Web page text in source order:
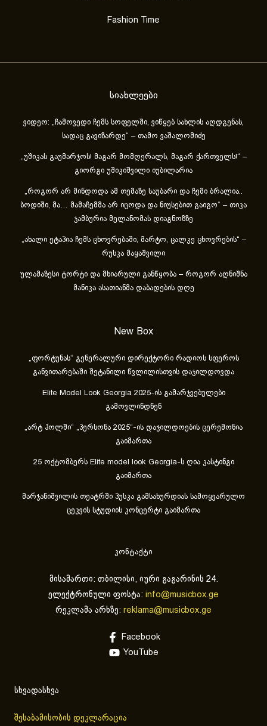
Fashion Time
სიახლეები
ვიდეო: „ჩამოვედი ჩემს სოფელში, ვიწყებ სახლის აღდგენას,
სადაც გავიზარდე“ – თამო ვაშალომიძე
„უშიკას გაუმარჯოს! მაგარ მომღერალს, მაგარ ქართველს!“ –
გიორგი უშიკიშვილი იუბილარია
„როგორ არ მინდოდა ამ თემაზე საუბარი და ჩემი ბრალია..
ბოდიში, მა… მამაჩემმა არ იცოდა და ნიუსებით გაიგო“ – თიკა
ჯამბურია მელანომას დიაგნოზზე
„ახა­ლი ეტა­პია ჩემს ცხოვ­რე­ბა­ში, მარ­ტო, ცალ­კე ცხოვ­რე­ბის“ –
რუსკა მაყაშვილი
ულამაზესი ტორტი და მხიარული განწყობა – როგორ აღნიშნა
მანიკა ასათიანმა დაბადების დღე
New Box
„ფორტუნას“ გენერალური დირექტორი რადიოს სფეროს
განვითარებაში შეტანილი წვლილისთვის დაჯილდოვდა
Elite Model Look Georgia 2025-ის გამარჯვებულები
გამოვლინდნენ
„არტ ჰოლში“ „პერსონა 2025“-ის დაჯილდოების ცერემონია
გაიმართა
25 ოქტომბერს Elite model look Georgia-ს ღია კასტინგი
გაიმართა
მარჯანიშვილის თეატრში პუსკა გამსახურდიას სამოყვარულო
ცეკვის სტუდიის კონცერტი გაიმართა
კონტაქტი
მისამართი: თბილისი, იური გაგარინის 24.
ელექტრონული ფოსტა: info@musicbox.ge
რეკლამა არხზე: reklama@musicbox.ge
Facebook
YouTube
სხვადასხვა
შესაბამისობის დეკლარაცია